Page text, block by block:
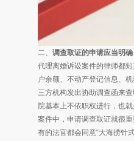
二、 调查取证的申请应当明
代理离婚诉讼案件的律师都
户余额、不动产登记信息、
三方机构发出协助调查函来
院基本上不依职权进行，也
案件中，申请调查取证就很
有的法官都会同意“大海捞针